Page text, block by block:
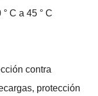
C a 45 ° C
contra
protección